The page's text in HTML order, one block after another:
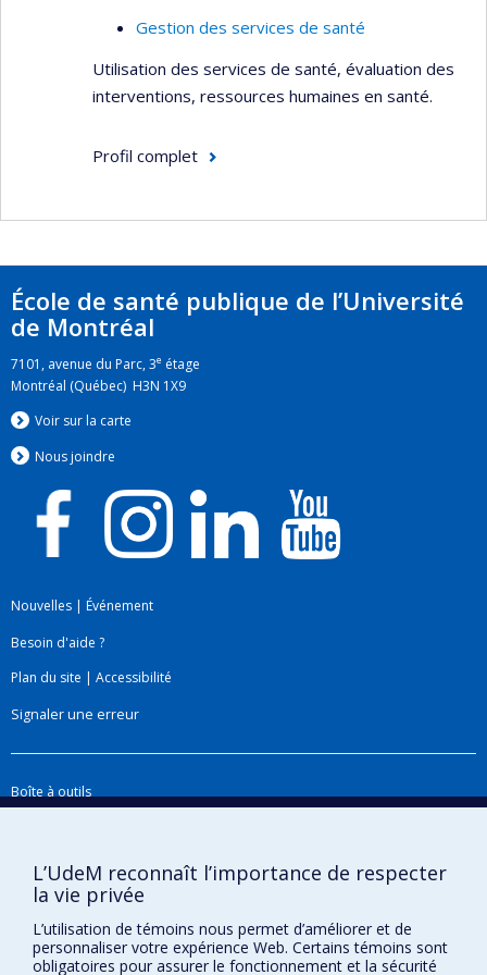
dont le renforcement de ressources humaines et
numérique favorisant l’interaction et les échanges
de compétences entre les ressources humaines,
francophonie.
Gestion des services de santé
Utilisation des services de santé, évaluation des
interventions, ressources humaines en santé.
Profil complet
École de santé publique de l’Université
de Montréal
7101, avenue du Parc, 3e étage
Montréal (Québec) H3N 1X9
Voir sur la carte
Nous joindre
Nouvelles | Événement
Besoin d'aide ?
Plan du site | Accessibilité
Signaler une erreur
Boîte à outils
L’UdeM reconnaît l’importance de respecter
la vie privée
L’utilisation de témoins nous permet d’améliorer et de
personnaliser votre expérience Web. Certains témoins sont
obligatoires pour assurer le fonctionnement et la sécurité